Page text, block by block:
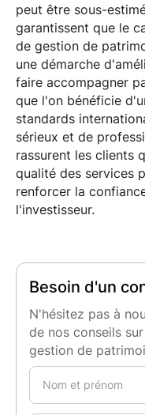
peut être sous-
garantissent que le
de gestion de
une démarche
faire accompagner
que l'on bénéficie
standards
sérieux et de
rassurent les clients
qualité des services
renforcer la
l'investisseur.
Besoin d'un
N'hésitez pas à
de nos conseils
gestion de